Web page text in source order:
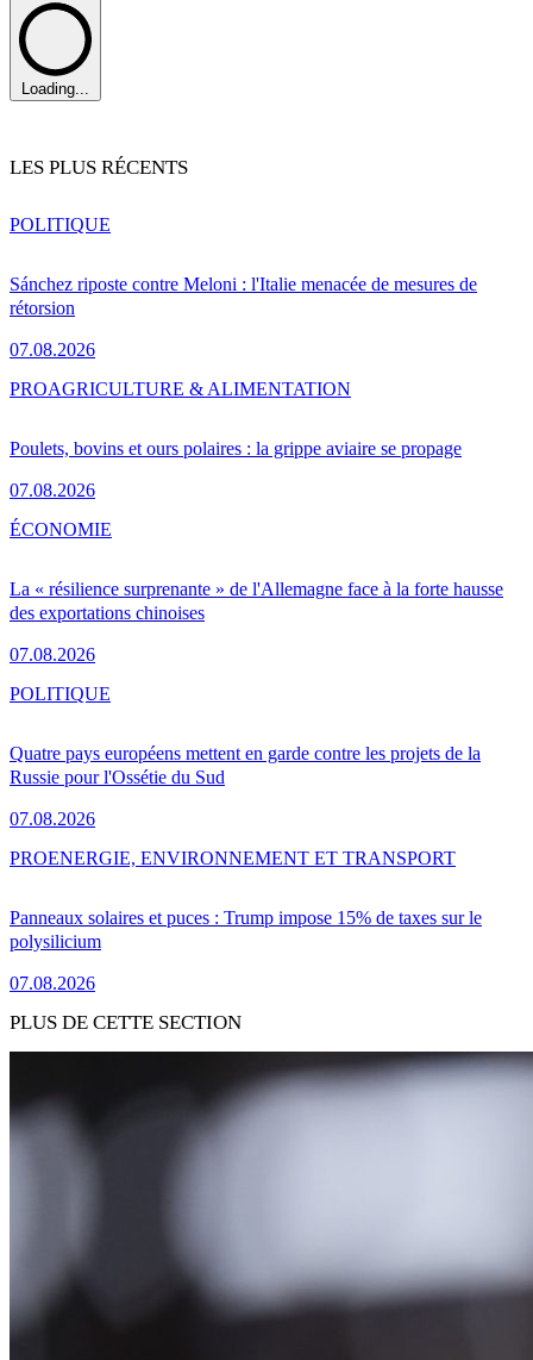
Loading...
LES PLUS RÉCENTS
Sánchez riposte contre Meloni : l'Italie menacée de mesures de
rétorsion
07.08.2026
POLITIQUE
Poulets, bovins et ours polaires : la grippe aviaire se propage
07.08.2026
PROAGRICULTURE & ALIMENTATION
La « résilience surprenante » de l'Allemagne face à la forte hausse
des exportations chinoises
07.08.2026
ÉCONOMIE
Quatre pays européens mettent en garde contre les projets de la
Russie pour l'Ossétie du Sud
07.08.2026
POLITIQUE
Panneaux solaires et puces : Trump impose 15% de taxes sur le
polysilicium
07.08.2026
PROENERGIE, ENVIRONNEMENT ET TRANSPORT
PLUS DE CETTE SECTION